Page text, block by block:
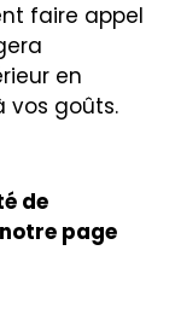
faire appel
en
vos goûts.
de
page